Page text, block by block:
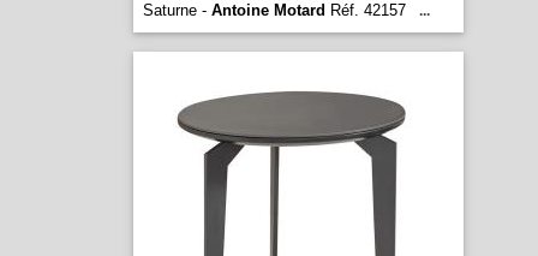
Saturne - Antoine Motard Réf. 42157 ...